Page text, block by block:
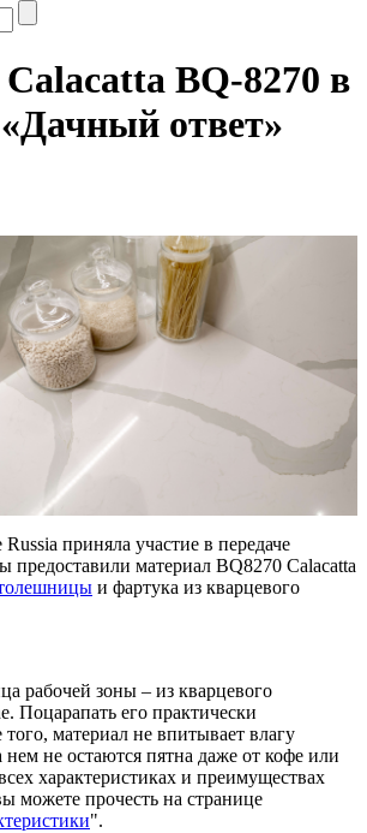
BQ-8270 в
ответ»
приняла участие в передаче
материал BQ8270 Calacatta
и фартука из кварцевого
рабочей зоны – из кварцевого
Поцарапать его практически
материал не впитывает влагу
нем не остаются пятна даже от кофе или
характеристиках и преимуществах
можете прочесть на странице
".